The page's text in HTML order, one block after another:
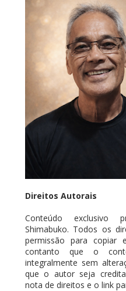
Direitos Autorais
Conteúdo exclusivo
Shimabuko. Todos os
permissão para copiar
contanto que o
integralmente sem
que o autor seja
nota de direitos e o link